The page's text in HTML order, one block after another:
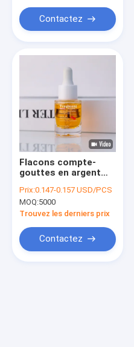
en plastique
plastique
les emballages
cosmétiques et les
Contactez
Flacons compte-
gouttes en argent
personnalisé, type de
fermeture, option
d'emballage pour
de la peau et huiles
essentielles
Prix:0.147-0.157 USD/PCS
MOQ:5000
Trouvez les derniers prix
Contactez